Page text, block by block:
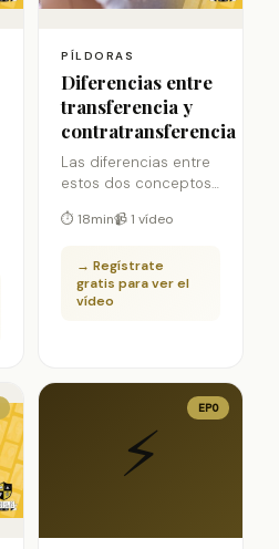
PÍLDORAS
Diferencias entre
transferencia y
contratransferencia
Las diferencias entre
estos dos conceptos
útiles dentro de
podrá ayudarte a
explorar el vínculo
que tenéis tu
⏱ 18min📹 1 vídeo
→ Regístrate
gratis para ver el
vídeo
⚡
EPO